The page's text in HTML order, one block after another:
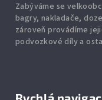
Zabýváme se
bagry, nakladače,
zároveň provádíme
podvozkové díly a